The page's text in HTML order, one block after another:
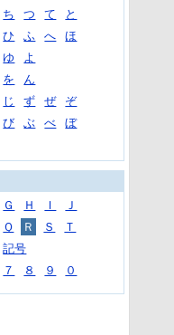
ち つ て
と
ひ ふ へ
ほ
ゆ
よ
を
ん
じ ず ぜ
ぞ
び ぶ べ
ぼ
Ｇ Ｈ Ｉ
Ｊ
Ｑ Ｒ Ｓ
Ｔ
記号
７ ８ ９ ０